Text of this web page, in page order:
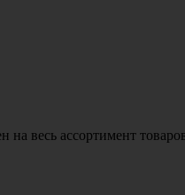
весь ассортимент